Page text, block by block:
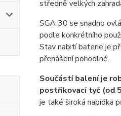
středně velkých
SGA 30 se snadno
podle konkrétního
Stav nabití baterie je
přenášení pohodlné.
Součástí balení je
postřikovací tyč (od
je také široká nabídka